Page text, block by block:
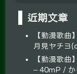
近期文章
【動漫歌
月見ヤチヨ
【動漫歌曲
– 40mP / か